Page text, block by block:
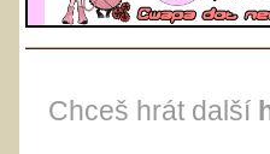
Chceš hrát další